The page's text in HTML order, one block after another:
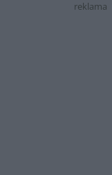
reklama